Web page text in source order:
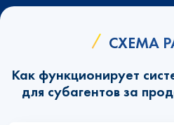
СХЕМА
Как функционирует
для субагентов за